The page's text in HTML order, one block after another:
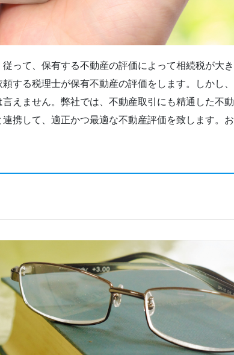
って、保有する不動産の評価によって相続税が大き
する税理士が保有不動産の評価をします。しかし、
えません。弊社では、不動産取引にも精通した不動
携して、適正かつ最適な不動産評価を致します。お